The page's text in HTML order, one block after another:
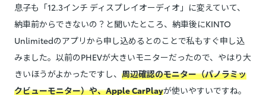
息子も「12.3インチ ディスプレイオーディオ」に変えていて、
納車前からできないの？と聞いたところ、納車後にKINTO
Unlimitedのアプリから申し込めるとのことで私もすぐ申し込
みました。以前のPHEVが大きいモニターだったので、やはり大
きいほうがよかったですし、 周辺確認のモニター（パノラミッ
クビューモニター）や、Apple CarPlayが使いやすいですね。